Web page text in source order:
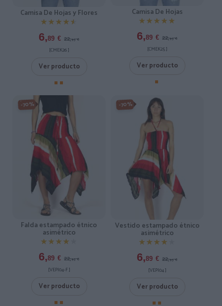
Camisa De Hojas y Flores
★★★★★
★★★★★
6,89 € 22,95 €
[CMEK26 ]
Ver producto
Camisa De Hojas
★★★★★
★★★★★
6,89 € 22,95 €
[CMEK25 ]
Ver producto
-70%
Falda estampado étnico
asimétrico
★★★★★
★★★★★
6,89 € 22,95 €
[VEPI04-F ]
Ver producto
-70%
Vestido estampado étnico
asimétrico
★★★★★
★★★★★
6,89 € 22,95 €
[VEPI04 ]
Ver producto